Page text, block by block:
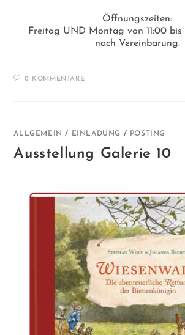
Öffnungszeiten:
Freitag UND Montag von 11:00 bis
nach Vereinbarung.
0 KOMMENTARE
ALLGEMEIN / EINLADUNG / POSTING
Ausstellung Galerie 10